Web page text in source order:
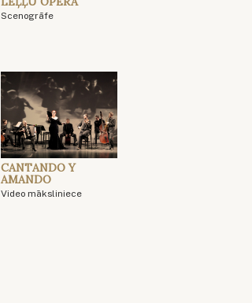
Scenogrāfe
CANTANDO Y
AMANDO
Video māksliniece